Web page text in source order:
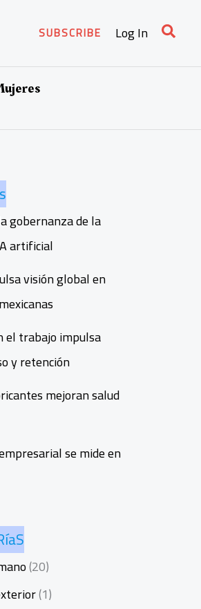
SUBSCRIBE Log In
gobernanza de la
artificial
visión global en
el trabajo impulsa
y retención
mejoran salud
se mide en
(20)
(1)